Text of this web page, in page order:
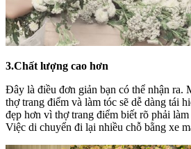
3.Chất lượng cao hơn
Đây là điều đơn giản bạn có thể nhận
thợ trang điểm và làm tóc sẽ dễ dàng tái
đẹp hơn vì thợ trang điểm biết rõ phải
Việc di chuyển đi lại nhiều chỗ bằng xe